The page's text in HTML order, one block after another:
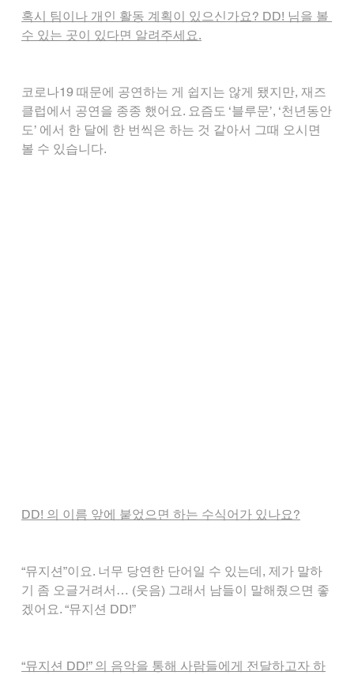
혹시 팀이나 개인 활동 계획이 있으신가요? DD! 님을 볼
수 있는 곳이 있다면 알려주세요.
코로나19 때문에 공연하는 게 쉽지는 않게 됐지만, 재즈
클럽에서 공연을 종종 했어요. 요즘도 ‘블루문’, ‘천년동안
도’ 에서 한 달에 한 번씩은 하는 것 같아서 그때 오시면
볼 수 있습니다.
DD! 의 이름 앞에 붙었으면 하는 수식어가 있나요?
“뮤지션”이요. 너무 당연한 단어일 수 있는데, 제가 말하
기 좀 오글거려서… (웃음) 그래서 남들이 말해줬으면 좋
겠어요. “뮤지션 DD!”
“뮤지션 DD!” 의 음악을 통해 사람들에게 전달하고자 하